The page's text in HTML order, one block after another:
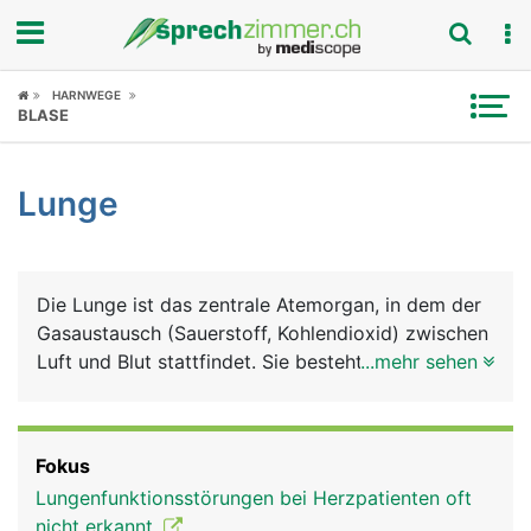
Fokus
Symptome
News
Rubriken
HARNWEGE
BLASE
Lunge
Die Lunge ist das zentrale Atemorgan, in dem der
Gasaustausch (Sauerstoff, Kohlendioxid) zwischen
Luft und Blut stattfindet. Sie besteht aus einem
der Speiseröhre und verschiedene Nerven in der
Brusthöhle liegen. Geschützt werden die
...mehr sehen
Fokus
Lungenfunktionsstörungen bei Herzpatienten oft
nicht erkannt